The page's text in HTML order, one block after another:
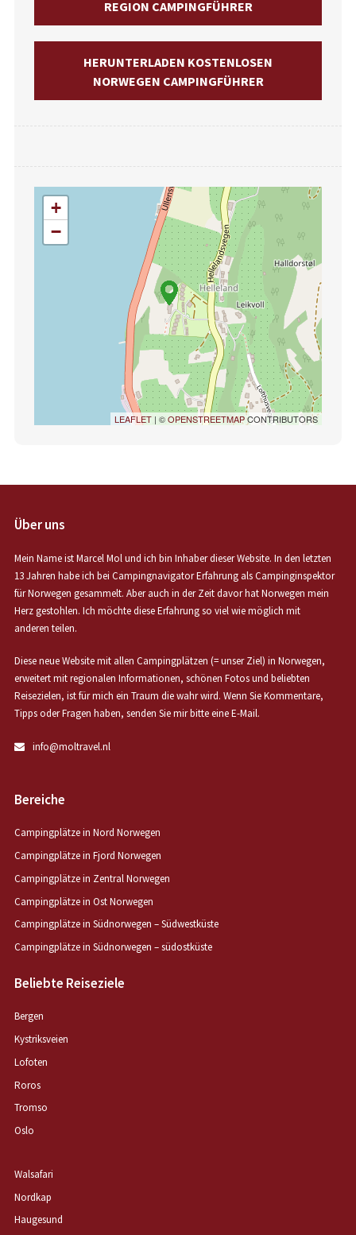
REGION CAMPINGFÜHRER
HERUNTERLADEN KOSTENLOSEN
NORWEGEN CAMPINGFÜHRER
+
−
LEAFLET | ©OPENSTREETMAPCONTRIBUTORS
Über uns
Mein Name ist Marcel Mol und ich bin Inhaber dieser Website. In den letzten
13 Jahren habe ich bei Campingnavigator Erfahrung als Campinginspektor
für Norwegen gesammelt. Aber auch in der Zeit davor hat Norwegen mein
Herz gestohlen. Ich möchte diese Erfahrung so viel wie möglich mit
anderen teilen.
Diese neue Website mit allen Campingplätzen (= unser Ziel) in Norwegen,
erweitert mit regionalen Informationen, schönen Fotos und beliebten
Reisezielen, ist für mich ein Traum die wahr wird. Wenn Sie Kommentare,
Tipps oder Fragen haben, senden Sie mir bitte eine E-Mail.
info@moltravel.nl
Bereiche
Campingplätze in Nord Norwegen
Campingplätze in Fjord Norwegen
Campingplätze in Zentral Norwegen
Campingplätze in Ost Norwegen
Campingplätze in Südnorwegen – Südwestküste
Campingplätze in Südnorwegen – südostküste
Beliebte Reiseziele
Bergen
Kystriksveien
Lofoten
Roros
Tromso
Oslo
Walsafari
Nordkap
Haugesund